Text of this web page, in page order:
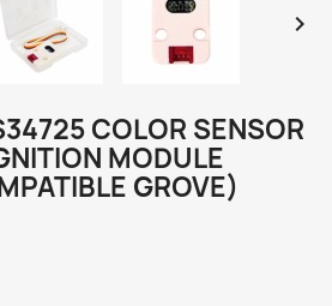

COLOR SENSOR
MODULE
GROVE)